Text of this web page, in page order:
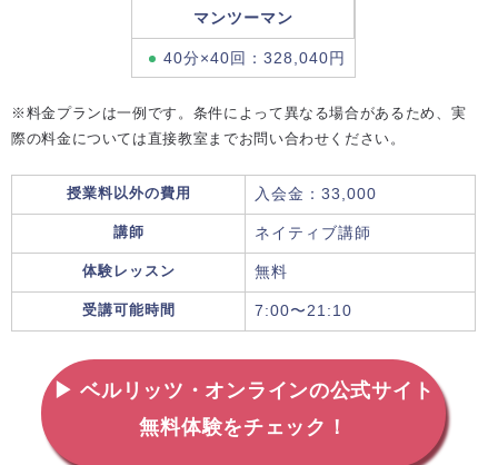
マンツーマン
40分×40回：328,040円
※料金プランは一例です。条件によって異なる場合があるため、実
際の料金については直接教室までお問い合わせください。
授業料以外の費用 入会金：33,000
講師 ネイティブ講師
体験レッスン 無料
受講可能時間 7:00〜21:10
▶ ベルリッツ・オンラインの公式サイト
無料体験をチェック！